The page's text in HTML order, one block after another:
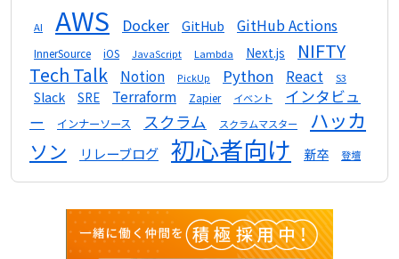
AI AWS Docker GitHub GitHub Actions
InnerSource iOS JavaScript Lambda Next.js
NIFTY
Tech Talk
Notion PickUp Python React S3
Slack SRE Terraform Zapier イベント
インタビュ
ー
インナーソース スクラム スクラムマスター
ハッカ
ソン
リレーブログ 初心者向け 新卒 登壇